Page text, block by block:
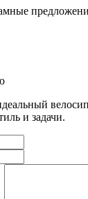
и задачи.